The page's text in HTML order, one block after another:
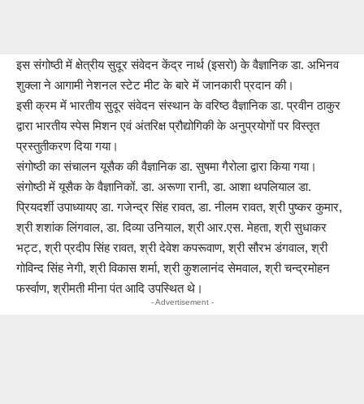
इस संगोष्ठी में क्षेत्रीय सुदूर संवेदन केंद्र नार्थ (इसरो) के वैज्ञानिक डा. अभिनव
शुक्ला ने आगामी नेशनल स्टेट मीट के बारे में जानकारी प्रदान की।
इसी क्रम में भारतीय सुदूर संवेदन संस्थान के वरिष्ठ वैज्ञानिक डा. प्रवीन ठाकुर
द्वारा भारतीय स्पेस मिशन एवं अंतरिक्ष प्रौद्योगिकी के अनुप्रयोगों पर विस्तृत
प्रस्तुतीकरण दिया गया।
संगोष्ठी का संचालन यूसैक की वैज्ञानिक डा. सुषमा गैरोला द्वारा किया गया।
संगोष्ठी में यूसैक के वैज्ञानिकों. डा. अरूणा रानी, डा. आशा थपलियाल डा.
प्रियदर्शी उपाध्यायए डा. गजेन्द्र सिंह रावत, डा. नीलम रावत, श्री पुष्कर कुमार,
श्री शशांक लिंगवाल, डा. दिव्या उनियाल, श्री आर.एस. मेहता, श्री सुधाकर
भट्ट, श्री प्रदीप सिंह रावत, श्री देवेश कपरूवाण, श्री सौरभ डंगवाल, श्री
गोविन्द सिंह नेगी, श्री विकास शर्मा, श्री कुशलानंद सेमवाल, श्री चन्द्रमोहन
फर्स्वाण, श्रीमती मीना पंत आदि उपस्थित थे।
- Advertisement -